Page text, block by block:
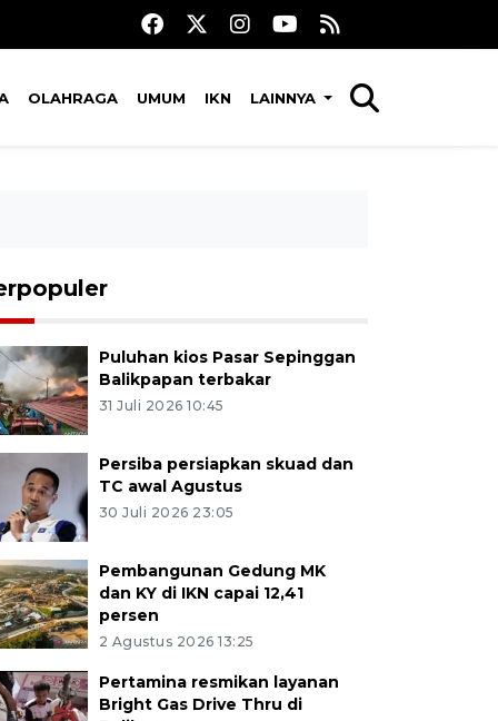
OLAHRAGA UMUM IKN LAINNYA
Puluhan kios Pasar Sepinggan
Balikpapan terbakar
31 Juli 2026 10:45
Persiba persiapkan skuad dan
TC awal Agustus
30 Juli 2026 23:05
Pembangunan Gedung MK
dan KY di IKN capai 12,41
persen
2 Agustus 2026 13:25
Pertamina resmikan layanan
Bright Gas Drive Thru di